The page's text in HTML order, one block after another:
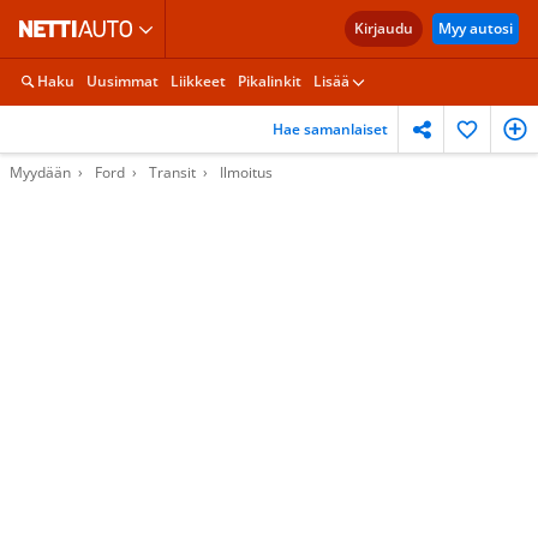
Kirjaudu Myy autosi
Haku Uusimmat Liikkeet Pikalinkit Lisää
Hae samanlaiset
Myydään Ford Transit Ilmoitus